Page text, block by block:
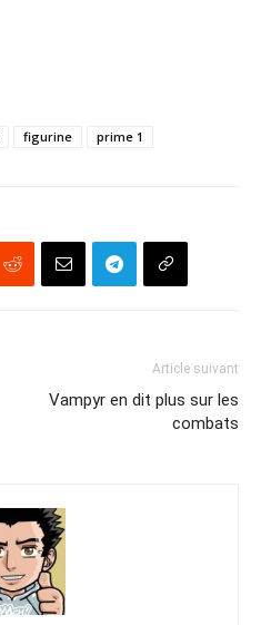
figurine prime 1
Article suivant
Vampyr en dit plus sur les
combats